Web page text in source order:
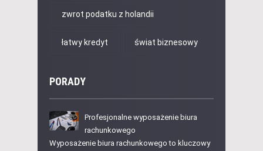
zwrot podatku z holandii
łatwy kredyt świat biznesowy
PORADY
Profesjonalne wyposażenie biura
rachunkowego
Wyposażenie biura rachunkowego to kluczowy